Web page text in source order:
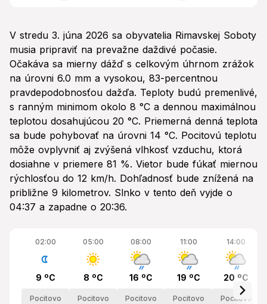
V stredu 3. júna 2026 sa obyvatelia Rimavskej Soboty
musia pripraviť na prevažne daždivé počasie.
Očakáva sa mierny dážď s celkovým úhrnom zrážok
na úrovni 6.0 mm a vysokou, 83-percentnou
pravdepodobnosťou dažďa. Teploty budú premenlivé,
s ranným minimom okolo 8 °C a dennou maximálnou
teplotou dosahujúcou 20 °C. Priemerná denná teplota
sa bude pohybovať na úrovni 14 °C. Pocitovú teplotu
môže ovplyvniť aj zvýšená vlhkosť vzduchu, ktorá
dosiahne v priemere 81 %. Vietor bude fúkať miernou
rýchlosťou do 12 km/h. Dohľadnosť bude znížená na
približne 9 kilometrov. Slnko v tento deň vyjde o
04:37 a zapadne o 20:36.
02:00
9 ºC
Pocitovo
05:00
8 ºC
Pocitovo
08:00
16 ºC
Pocitovo
11:00
19 ºC
Pocitovo
14:00
20 ºC
Pocitovo